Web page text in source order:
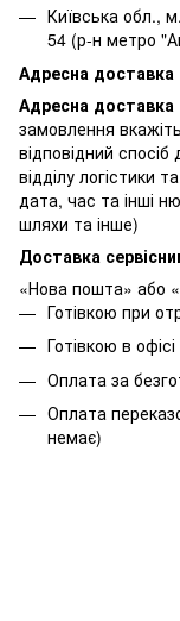
Київська обл.,
54 (р-н метро
Адресна доставка
Адресна доставка
замовлення
відповідний
відділу логістики
дата, час та інші
шляхи та інше)
Доставка
«Нова пошта» або
Готівкою при
Готівкою в
Оплата за
Оплата
немає)